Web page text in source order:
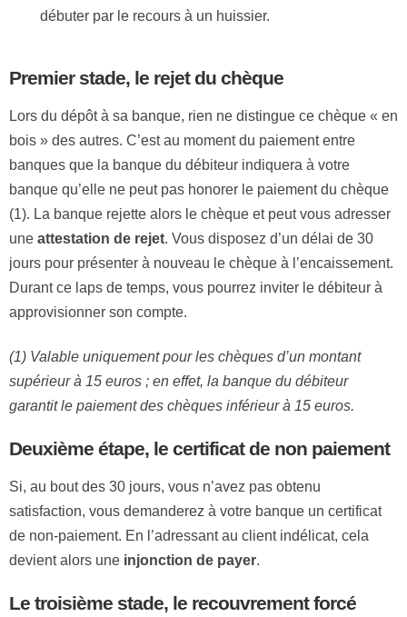
débuter par le recours à un huissier.
Premier stade, le rejet du chèque
Lors du dépôt à sa banque, rien ne distingue ce chèque « en
bois » des autres. C’est au moment du paiement entre
banques que la banque du débiteur indiquera à votre
banque qu’elle ne peut pas honorer le paiement du chèque
(1). La banque rejette alors le chèque et peut vous adresser
une attestation de rejet. Vous disposez d’un délai de 30
jours pour présenter à nouveau le chèque à l’encaissement.
Durant ce laps de temps, vous pourrez inviter le débiteur à
approvisionner son compte.
(1) Valable uniquement pour les chèques d’un montant
supérieur à 15 euros ; en effet, la banque du débiteur
garantit le paiement des chèques inférieur à 15 euros.
Deuxième étape, le certificat de non paiement
Si, au bout des 30 jours, vous n’avez pas obtenu
satisfaction, vous demanderez à votre banque un certificat
de non-paiement. En l’adressant au client indélicat, cela
devient alors une injonction de payer.
Le troisième stade, le recouvrement forcé